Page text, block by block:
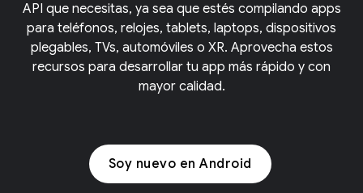
API que necesitas, ya sea que estés compilando apps
para teléfonos, relojes, tablets, laptops, dispositivos
plegables, TVs, automóviles o XR. Aprovecha estos
recursos para desarrollar tu app más rápido y con
mayor calidad.
Soy nuevo en Android